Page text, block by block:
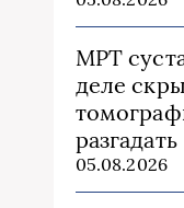
МРТ
деле
разгадать
05.08.2026